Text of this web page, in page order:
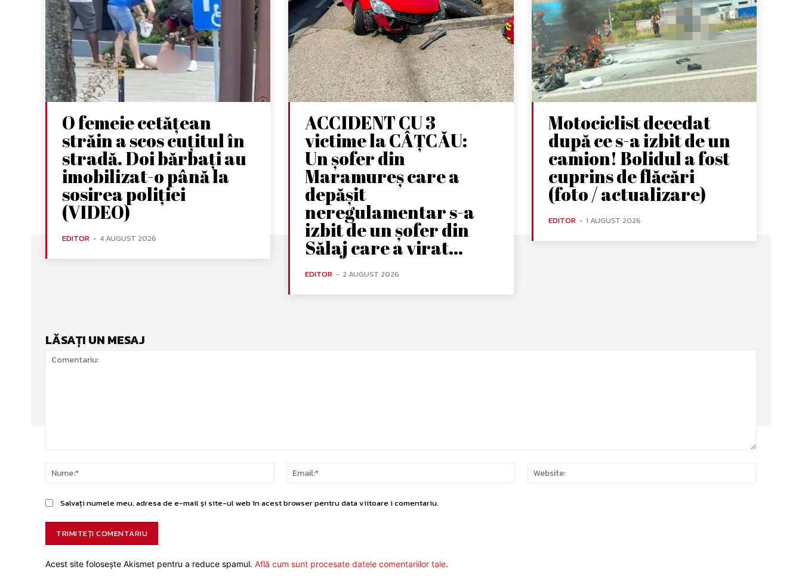
O femeie cetățean
străin a scos cuțitul în
stradă. Doi bărbați au
imobilizat-o până la
sosirea poliției
(VIDEO)
EDITOR - 4 AUGUST 2026
ACCIDENT CU 3
victime la CÂȚCĂU:
Un șofer din
Maramureș care a
depășit
neregulamentar s-a
izbit de un șofer din
Sălaj care a virat...
EDITOR - 2 AUGUST 2026
Motociclist decedat
după ce s-a izbit de un
camion! Bolidul a fost
cuprins de flăcări
(foto / actualizare)
EDITOR - 1 AUGUST 2026
LĂSAȚI UN MESAJ
Nume:*
Email:*
Salvați numele meu, adresa de e-mail și site-ul web în acest browser pentru data viitoare i comentariu.
Acest site folosește Akismet pentru a reduce spamul. Află cum sunt procesate datele comentariilor tale.